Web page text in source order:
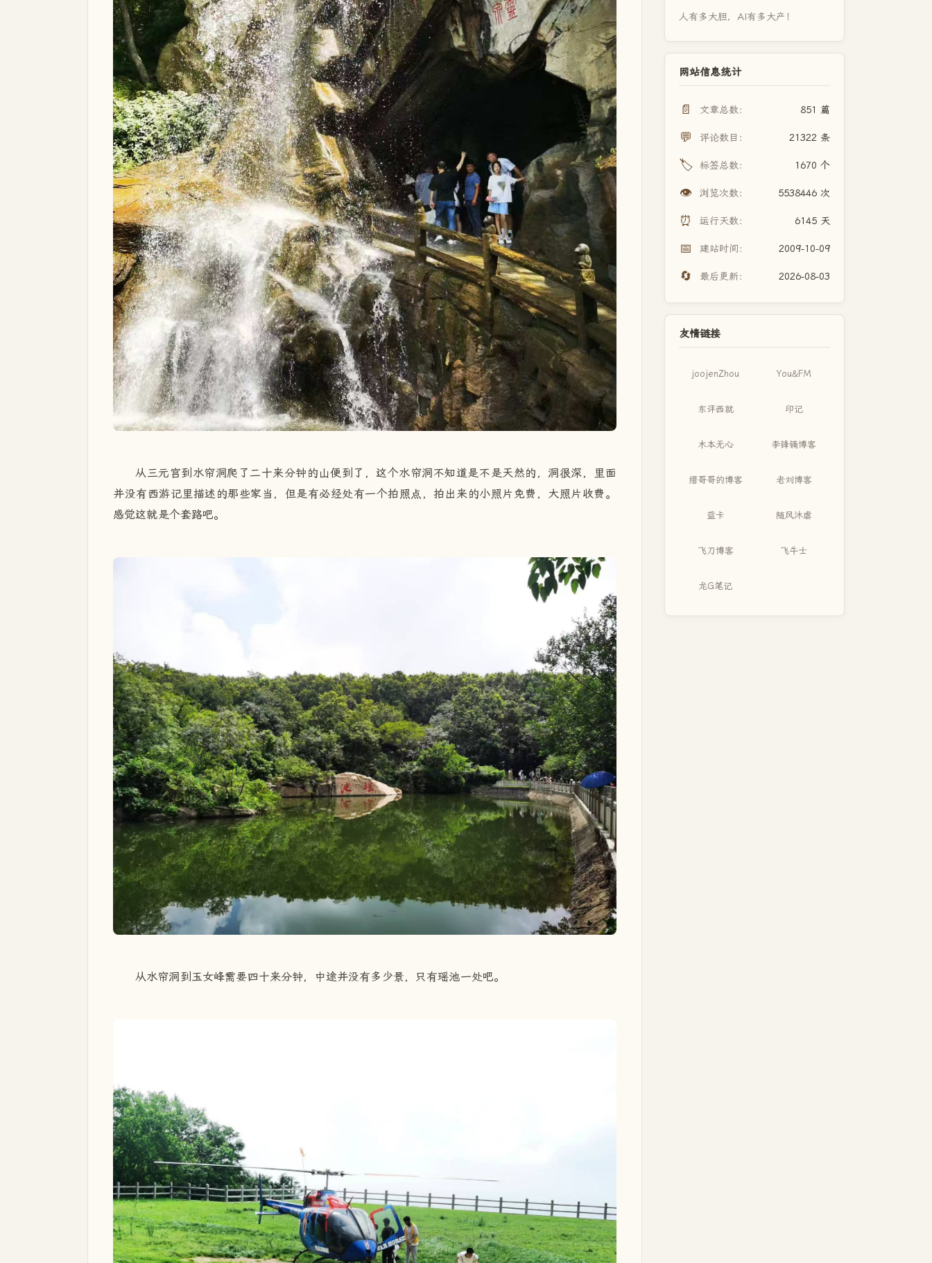
从三元宫到水帘洞爬了二十来分钟的山便到了，这个水帘洞不知道是不是天然的，洞很深，里面
并没有西游记里描述的那些家当，但是有必经处有一个拍照点，拍出来的小照片免费，大照片收费。
感觉这就是个套路吧。
从水帘洞到玉女峰需要四十来分钟，中途并没有多少景，只有瑶池一处吧。
人有多大胆，AI有多大产！
网站信息统计
📄 文章总数： 851 篇
💬 评论数目： 21322 条
🏷️ 标签总数： 1670 个
👁️ 浏览次数： 5538446 次
⏰ 运行天数： 6145 天
📅 建站时间： 2009-10-09
🔄 最后更新： 2026-08-03
友情链接
joojenZhou You&FM
东评西就 印记
木本无心 李锋镝博客
缙哥哥的博客 老刘博客
蓝卡 随风沐虐
飞刀博客 飞牛士
龙G笔记